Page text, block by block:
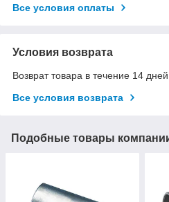
Все условия оплаты
Условия возврата
Возврат товара в течение 14
Все условия возврата
Подобные товары